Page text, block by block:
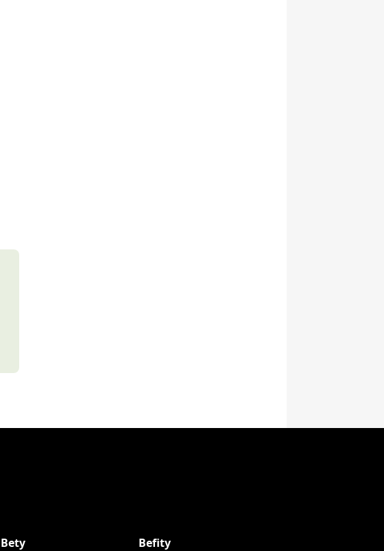
Bety Befity